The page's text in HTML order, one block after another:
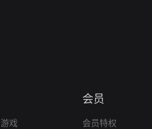
游戏
会员
会员特权